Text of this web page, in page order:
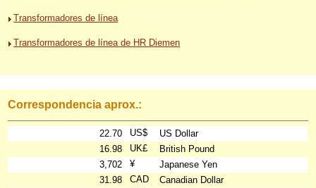
Transformadores de línea
Transformadores de línea de HR Diemen
Correspondencia aprox.:
22.70 US$
US Dollar
16.98
UK£
British Pound
3,702
¥
Japanese Yen
31.98
CAD
Canadian Dollar